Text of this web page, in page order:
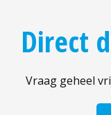
Direct
Vraag geheel